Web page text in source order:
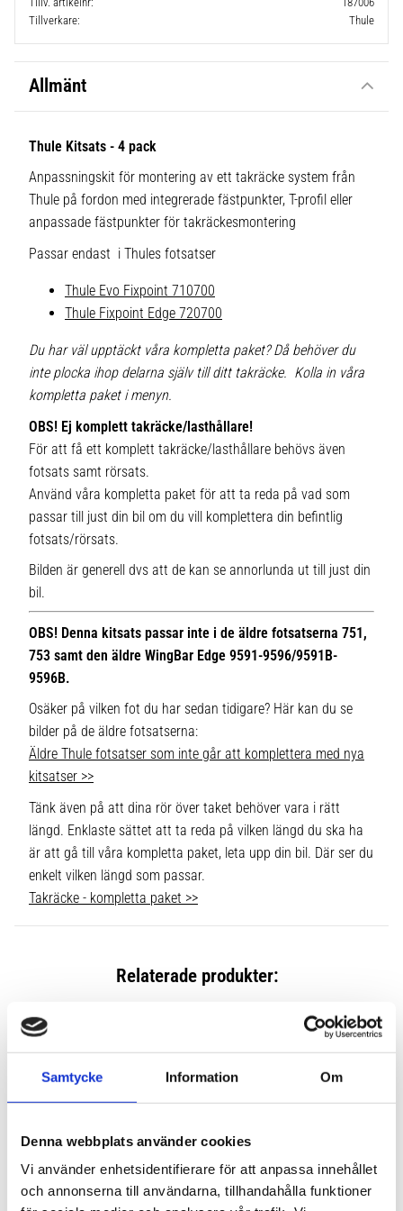
Samtycke Information Om
Denna webbplats använder cookies
Vi använder enhetsidentifierare för att anpassa innehållet
och annonserna till användarna, tillhandahålla funktioner
Tillverkare
Thule
Allmänt
Thule Kitsats - 4 pack
Anpassningskit för montering av ett takräcke system från
Thule på fordon med integrerade fästpunkter, T-profil eller
anpassade fästpunkter för takräckesmontering
Passar endast i Thules fotsatser
Thule Evo Fixpoint 710700
Thule Fixpoint Edge 720700
Du har väl upptäckt våra kompletta paket? Då behöver du
inte plocka ihop delarna själv till ditt takräcke. Kolla in våra
kompletta paket i menyn.
OBS! Ej komplett takräcke/lasthållare!
För att få ett komplett takräcke/lasthållare behövs även
fotsats samt rörsats.
Använd våra kompletta paket för att ta reda på vad som
passar till just din bil om du vill komplettera din befintlig
fotsats/rörsats.
Bilden är generell dvs att de kan se annorlunda ut till just din
bil.
OBS! Denna kitsats passar inte i de äldre fotsatserna 751,
753 samt den äldre WingBar Edge 9591-9596/9591B-
9596B.
Osäker på vilken fot du har sedan tidigare? Här kan du se
bilder på de äldre fotsatserna:
Äldre Thule fotsatser som inte går att komplettera med nya
kitsatser >>
Tänk även på att dina rör över taket behöver vara i rätt
längd. Enklaste sättet att ta reda på vilken längd du ska ha
är att gå till våra kompletta paket, leta upp din bil. Där ser du
enkelt vilken längd som passar.
Takräcke - kompletta paket >>
Relaterade produkter:
THULE FIXPOINT EVO 4- THULE FIXPOINT EDGE 4-
Lägg